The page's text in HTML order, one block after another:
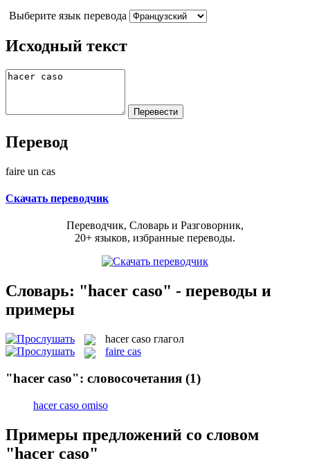
Выберите язык перевода
Исходный текст
Перевод
faire un cas
Скачать переводчик
Переводчик, Словарь и Разговорник,
20+ языков, избранные переводы.
Словарь: "hacer caso" - переводы и
примеры
hacer caso глагол
faire cas
"hacer caso": словосочетания (1)
hacer caso omiso
Примеры предложений со словом
"hacer caso"